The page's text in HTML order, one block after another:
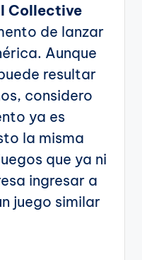
Collective
de lanzar
Aunque
resultar
considero
ya es
la misma
que ya ni
ingresar a
juego similar